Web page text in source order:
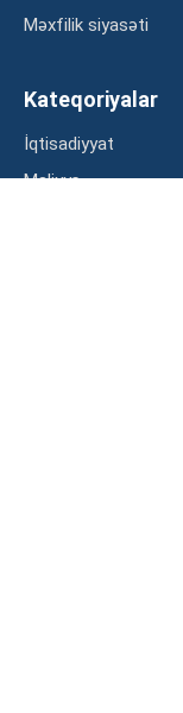
Məxfilik siyasəti
Kateqoriyalar
İqtisadiyyat
Maliyyə